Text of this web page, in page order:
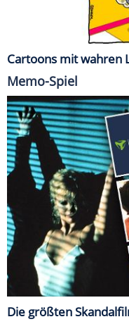
Cartoons mit wahren
Memo-Spiel
Die größten